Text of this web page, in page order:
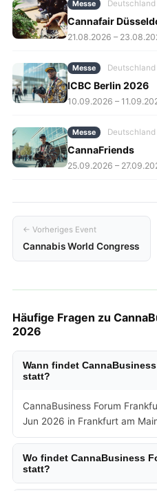
Messe Deutschland
Cannafair
21.08.2026 –
Messe Deutschland
ICBC Berlin 2026
10.09.2026 –
Messe Deutschland
CannaFriends
25.09.2026 –
← Vorheriges Event
Cannabis World Congress
Häufige Fragen zu
2026
Wann findet
statt?
CannaBusiness Forum
Jun 2026 in Frankfurt am
Wo findet CannaBusiness
statt?